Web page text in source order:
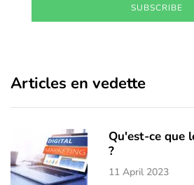
SUBSCRIBE
Articles en vedette
Qu'est-ce que
?
11 April 2023